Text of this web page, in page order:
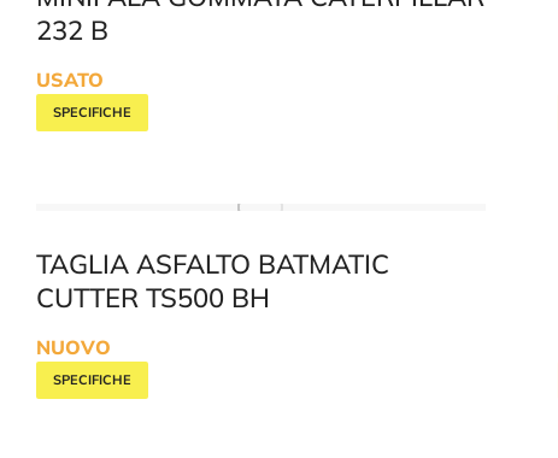
232 B
USATO
SPECIFICHE
TAGLIA ASFALTO BATMATIC
CUTTER TS500 BH
NUOVO
SPECIFICHE